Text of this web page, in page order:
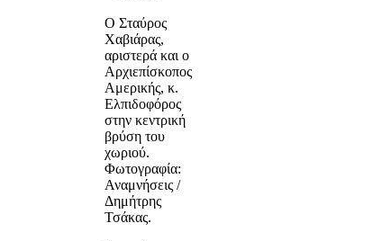
Ο Σταύρος
Χαβιάρας,
αριστερά και ο
Αρχιεπίσκοπος
Αμερικής, κ.
Ελπιδοφόρος
στην κεντρική
βρύση του
χωριού.
Φωτογραφία:
Αναμνήσεις /
Δημήτρης
Τσάκας.